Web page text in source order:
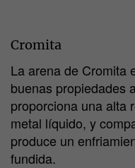
Cromita
La arena de Cromita
buenas propiedades
proporciona una alta
metal líquido, y
produce un
fundida.